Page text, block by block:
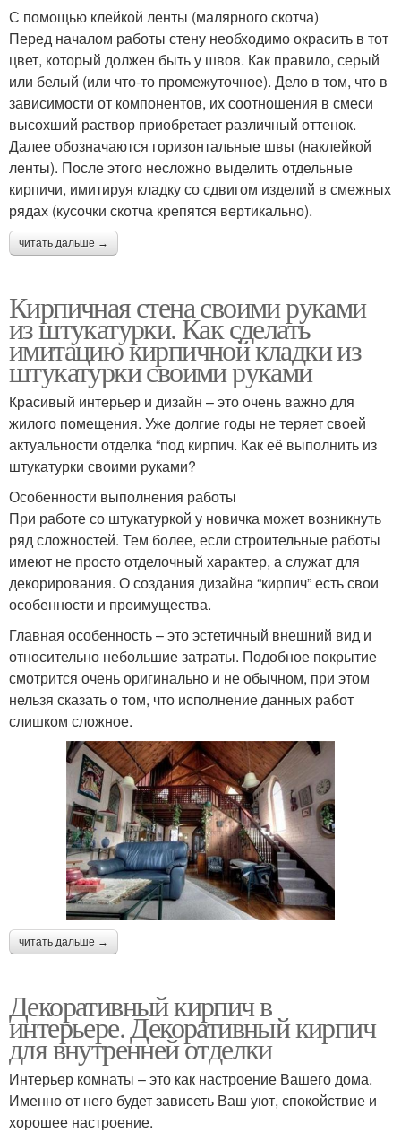
С помощью клейкой ленты (малярного скотча)
Перед началом работы стену необходимо окрасить в тот
цвет, который должен быть у швов. Как правило, серый
или белый (или что-то промежуточное). Дело в том, что в
зависимости от компонентов, их соотношения в смеси
высохший раствор приобретает различный оттенок.
Далее обозначаются горизонтальные швы (наклейкой
ленты). После этого несложно выделить отдельные
кирпичи, имитируя кладку со сдвигом изделий в смежных
рядах (кусочки скотча крепятся вертикально).
читать дальше →
Кирпичная стена своими руками
из штукатурки. Как сделать
имитацию кирпичной кладки из
штукатурки своими руками
Красивый интерьер и дизайн – это очень важно для
жилого помещения. Уже долгие годы не теряет своей
актуальности отделка “под кирпич. Как её выполнить из
штукатурки своими руками?
Особенности выполнения работы
При работе со штукатуркой у новичка может возникнуть
ряд сложностей. Тем более, если строительные работы
имеют не просто отделочный характер, а служат для
декорирования. О создания дизайна “кирпич” есть свои
особенности и преимущества.
Главная особенность – это эстетичный внешний вид и
относительно небольшие затраты. Подобное покрытие
смотрится очень оригинально и не обычном, при этом
нельзя сказать о том, что исполнение данных работ
слишком сложное.
читать дальше →
Декоративный кирпич в
интерьере. Декоративный кирпич
для внутренней отделки
Интерьер комнаты – это как настроение Вашего дома.
Именно от него будет зависеть Ваш уют, спокойствие и
хорошее настроение.